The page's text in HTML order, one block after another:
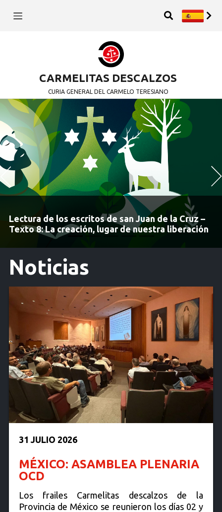
CARMELITAS DESCALZOS
CURIA GENERAL DEL CARMELO TERESIANO
Encuentro Mundial de la OCDS
Previous
Noticias
31 JULIO 2026
MÉXICO: ASAMBLEA PLENARIA
OCD
Los frailes Carmelitas descalzos de la
Provincia de México se reunieron los días 02 y